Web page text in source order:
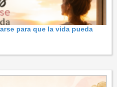
para que la vida pueda